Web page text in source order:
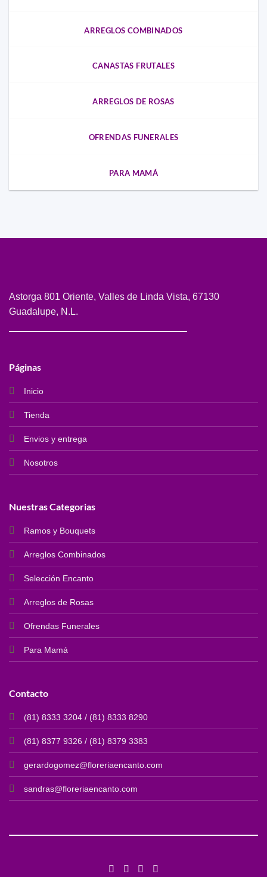
ARREGLOS COMBINADOS
CANASTAS FRUTALES
ARREGLOS DE ROSAS
OFRENDAS FUNERALES
PARA MAMÁ
Astorga 801 Oriente, Valles de Linda Vista, 67130
Guadalupe, N.L.
Páginas
Inicio
Tienda
Envios y entrega
Nosotros
Nuestras Categorias
Ramos y Bouquets
Arreglos Combinados
Selección Encanto
Arreglos de Rosas
Ofrendas Funerales
Para Mamá
Contacto
(81) 8333 3204 / (81) 8333 8290
(81) 8377 9326 / (81) 8379 3383
gerardogomez@floreriaencanto.com
sandras@floreriaencanto.com